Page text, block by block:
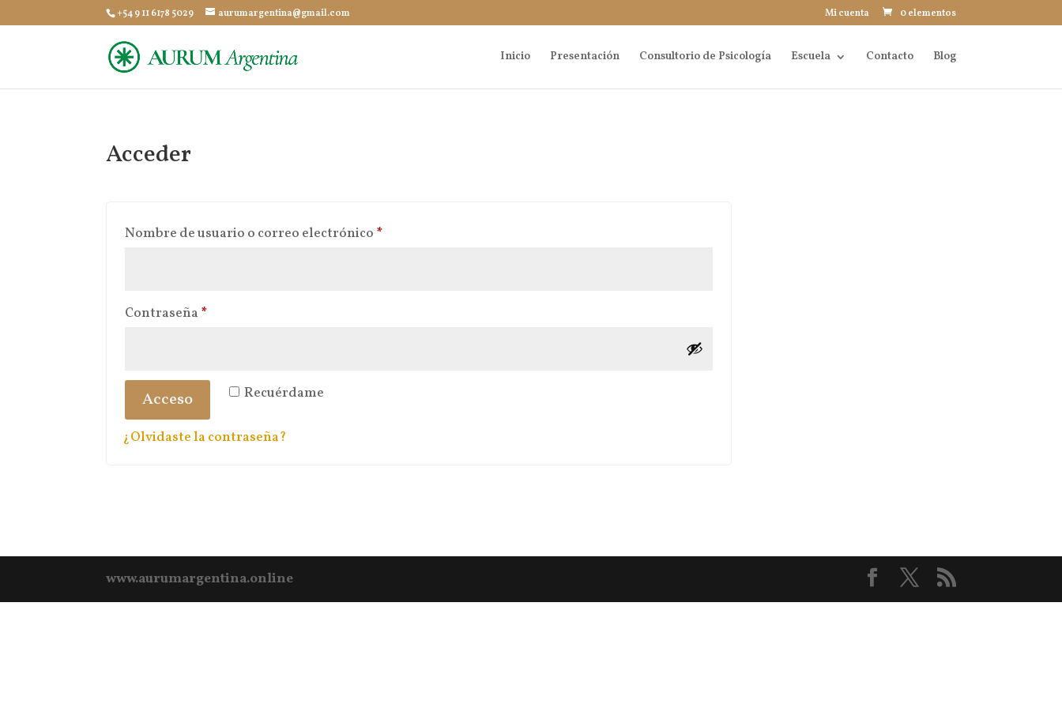
+54 9 11 6178 5029 aurumargentina@gmail.com Mi cuenta 0 elementos
Inicio Presentación Consultorio de Psicología Escuela Contacto Blog
Acceder
Nombre de usuario o correo electrónico *Obligatorio
Contraseña *Obligatorio
Recuérdame
Acceso
¿Olvidaste la contraseña?
www.aurumargentina.online